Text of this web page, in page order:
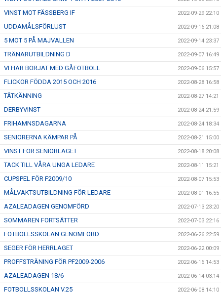
VINST MOT FÄSSBERG IF 2022-09-29 22:10
UDDAMÅLSFÖRLUST 2022-09-16 21:08
5 MOT 5 PÅ MAJVALLEN 2022-09-14 23:37
TRÄNARUTBILDNING D 2022-09-07 16:49
VI HAR BÖRJAT MED GÅFOTBOLL 2022-09-06 15:57
FLICKOR FÖDDA 2015 OCH 2016 2022-08-28 16:58
TÄTKÄNNING 2022-08-27 14:21
DERBYVINST 2022-08-24 21:59
FRIHAMNSDAGARNA 2022-08-24 18:34
SENIORERNA KÄMPAR PÅ 2022-08-21 15:00
VINST FÖR SENIORLAGET 2022-08-18 20:08
TACK TILL VÅRA UNGA LEDARE 2022-08-11 15:21
CUPSPEL FÖR F2009/10 2022-08-07 15:53
MÅLVAKTSUTBILDNING FÖR LEDARE 2022-08-01 16:55
AZALEADAGEN GENOMFÖRD 2022-07-13 23:20
SOMMAREN FORTSÄTTER 2022-07-03 22:16
FOTBOLLSSKOLAN GENOMFÖRD 2022-06-26 22:59
SEGER FÖR HERRLAGET 2022-06-22 00:09
PROFFSTRÄNING FÖR PF2009-2006 2022-06-16 14:53
AZALEADAGEN 18/6 2022-06-14 03:14
FOTBOLLSSKOLAN V.25 2022-06-08 14:10